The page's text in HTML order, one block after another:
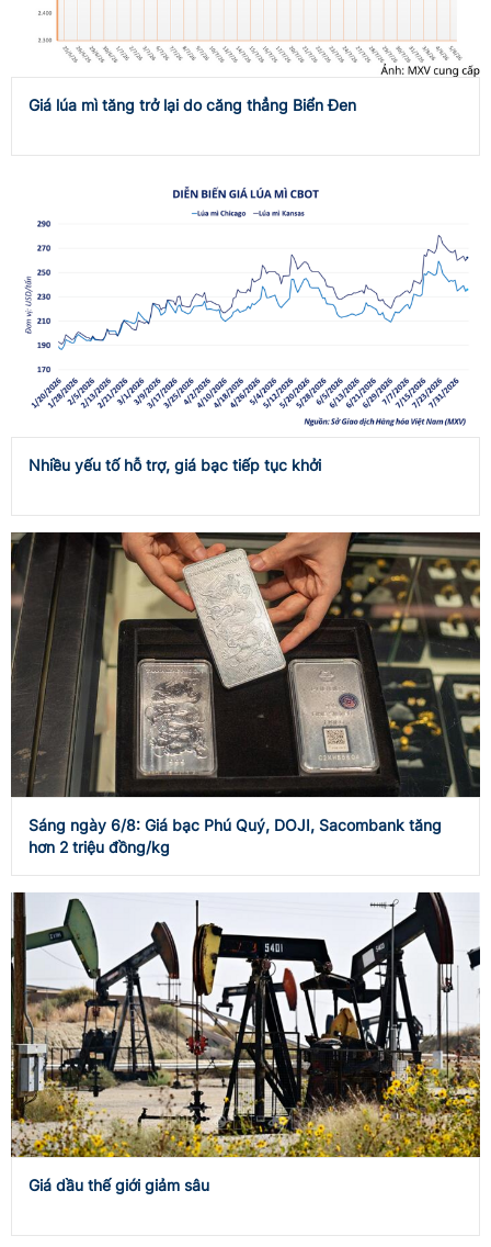
Giá lúa mì tăng trở lại do căng thẳng Biển Đen
Nhiều yếu tố hỗ trợ, giá bạc tiếp tục khởi
Sáng ngày 6/8: Giá bạc Phú Quý, DOJI, Sacombank tăng
hơn 2 triệu đồng/kg
Giá dầu thế giới giảm sâu